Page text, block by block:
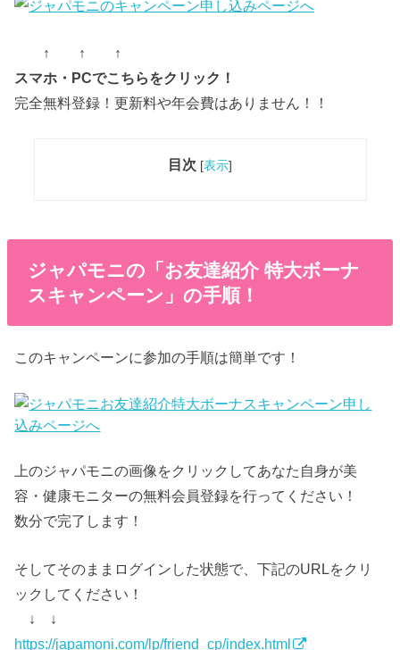
↑ ↑ ↑
スマホ・PCでこちらをクリック！
完全無料登録！更新料や年会費はありません！！
目次 [表示]
ジャパモニの「お友達紹介 特大ボーナ
スキャンペーン」の手順！
このキャンペーンに参加の手順は簡単です！
上のジャパモニの画像をクリックしてあなた自身が美
容・健康モニターの無料会員登録を行ってください！
数分で完了します！
そしてそのままログインした状態で、下記のURLをクリ
ックしてください！
↓ ↓
https://japamoni.com/lp/friend_cp/index.html